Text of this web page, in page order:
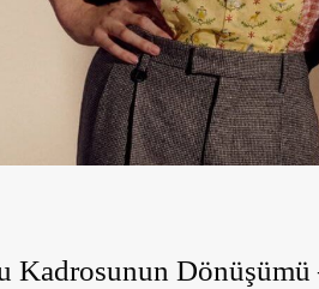
Kadrosunun Dönüşümü